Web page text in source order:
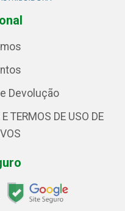
Devolução
TERMOS DE USO DE